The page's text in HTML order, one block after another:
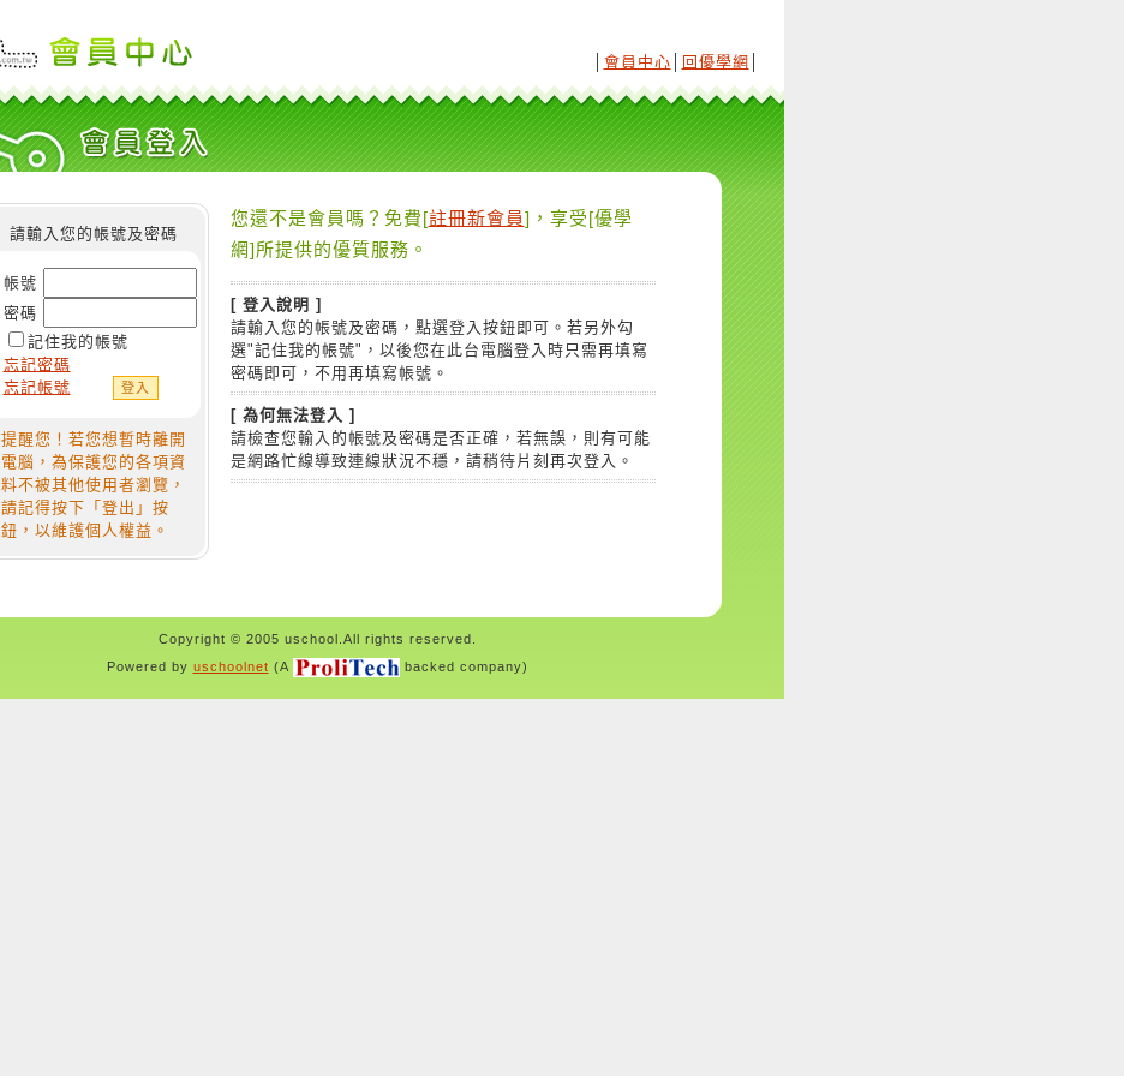
會員中心 回優學網
請輸入您的帳號及密碼
帳號
密碼
記住我的帳號
忘記密碼
忘記帳號
提醒您！若您想暫時離開
電腦，為保護您的各項資
料不被其他使用者瀏覽，
請記得按下「登出」按
鈕，以維護個人權益。
您還不是會員嗎？免費[註冊新會員]，享受[優學
網]所提供的優質服務。
[ 登入說明 ]
請輸入您的帳號及密碼，點選登入按鈕即可。若另外勾
選"記住我的帳號"，以後您在此台電腦登入時只需再填寫
密碼即可，不用再填寫帳號。
[ 為何無法登入 ]
請檢查您輸入的帳號及密碼是否正確，若無誤，則有可能
是網路忙線導致連線狀況不穩，請稍待片刻再次登入。
Copyright © 2005 uschool.All rights reserved.
Powered by uschoolnet (A backed company)